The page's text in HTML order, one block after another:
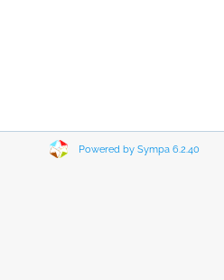
Powered by Sympa 6.2.40